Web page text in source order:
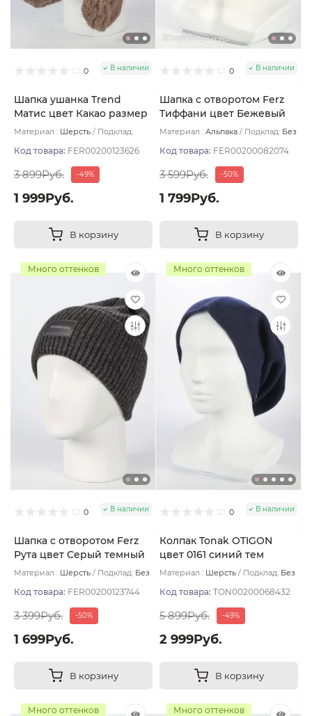
0 В наличии
Шапка ушанка Trend
Матис цвет Какао размер
56-58
Материал : Шерсть
Подклад:
Код товара: FER00200123626
3 899Руб. -49%
1 999Руб.
В корзину
0 В наличии
Шапка с отворотом Ferz
Тиффани цвет Бежевый
тёмный
Материал : Альпака Подклад: Без
Код товара: FER00200082074
3 599Руб. -50%
1 799Руб.
В корзину
Много оттенков
0 В наличии
Шапка с отворотом Ferz
Рута цвет Серый темный
Материал : Шерсть Подклад: Без
Код товара: FER00200123744
3 399Руб. -50%
1 699Руб.
В корзину
Много оттенков
0 В наличии
Колпак Tonak OTIGON
цвет 0161 синий тем
Материал : Шерсть Подклад: Без
Код товара: TON00200068432
5 899Руб. -49%
2 999Руб.
В корзину
Много оттенков Много оттенков